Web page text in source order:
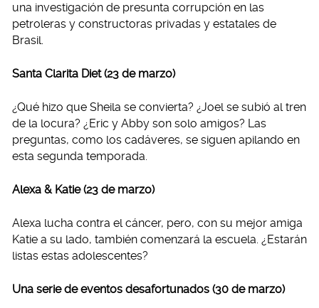
una investigación de presunta corrupción en las
petroleras y constructoras privadas y estatales de
Brasil.
Santa Clarita Diet (23 de marzo)
¿Qué hizo que Sheila se convierta? ¿Joel se subió al tren
de la locura? ¿Eric y Abby son solo amigos? Las
preguntas, como los cadáveres, se siguen apilando en
esta segunda temporada.
Alexa & Katie (23 de marzo)
Alexa lucha contra el cáncer, pero, con su mejor amiga
Katie a su lado, también comenzará la escuela. ¿Estarán
listas estas adolescentes?
Una serie de eventos desafortunados (30 de marzo)